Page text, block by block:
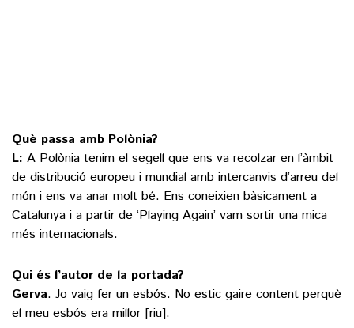
Què passa amb Polònia?
L: A Polònia tenim el segell que ens va recolzar en l’àmbit
de distribució europeu i mundial amb intercanvis d’arreu del
món i ens va anar molt bé. Ens coneixien bàsicament a
Catalunya i a partir de ‘Playing Again’ vam sortir una mica
més internacionals.
Qui és l’autor de la portada?
Gerva: Jo vaig fer un esbós. No estic gaire content perquè
el meu esbós era millor [riu].